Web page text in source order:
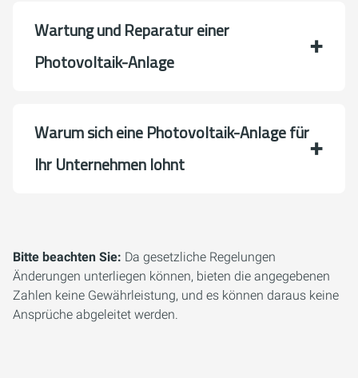
Wartung und Reparatur einer
Photovoltaik-Anlage
Warum sich eine Photovoltaik-Anlage für
Ihr Unternehmen lohnt
Bitte beachten Sie: Da gesetzliche Regelungen
Änderungen unterliegen können, bieten die angegebenen
Zahlen keine Gewährleistung, und es können daraus keine
Ansprüche abgeleitet werden.